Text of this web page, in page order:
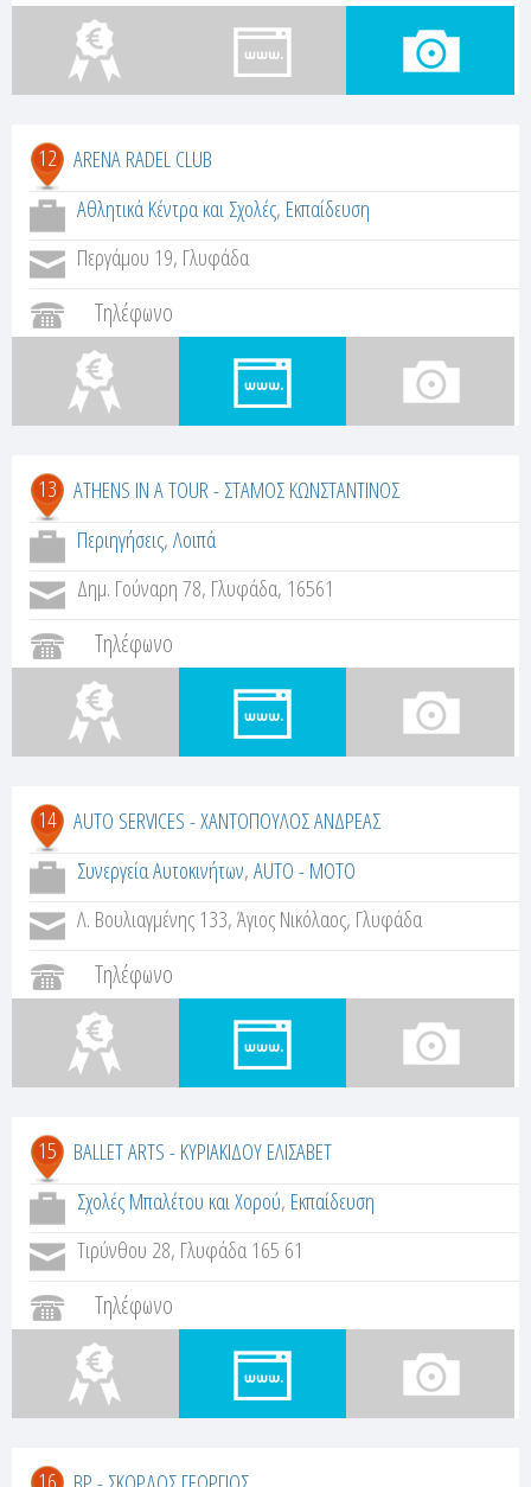
12 ARENA RADEL CLUB
Αθλητικά Κέντρα και Σχολές, Εκπαίδευση
Περγάμου 19, Γλυφάδα
Τηλέφωνο
13 ATHENS IN A TOUR - ΣΤΑΜΟΣ ΚΩΝΣΤΑΝΤΙΝΟΣ
Περιηγήσεις,Λοιπά
Δημ. Γούναρη 78, Γλυφάδα, 16561
Τηλέφωνο
14 AUTO SERVICES - ΧΑΝΤΟΠΟΥΛΟΣ ΑΝΔΡΕΑΣ
Συνεργεία Αυτοκινήτων,AUTO - MOTO
Λ. Βουλιαγμένης 133, Άγιος Νικόλαος, Γλυφάδα
Τηλέφωνο
15
BALLET ARTS - ΚΥΡΙΑΚΙΔΟΥ ΕΛΙΣΑΒΕΤ
Σχολές Μπαλέτου και Χορού, Εκπαίδευση
Τιρύνθου 28, Γλυφάδα 165 61
Τηλέφωνο